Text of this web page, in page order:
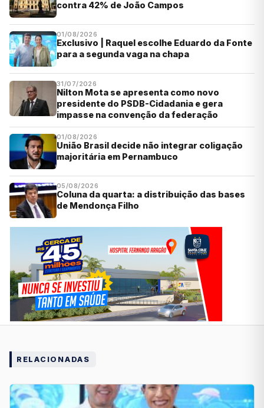
contra 42% de João Campos
01/08/2026
Exclusivo | Raquel escolhe Eduardo da Fonte
para a segunda vaga na chapa
31/07/2026
Nilton Mota se apresenta como novo
presidente do PSDB-Cidadania e gera
impasse na convenção da federação
01/08/2026
União Brasil decide não integrar coligação
majoritária em Pernambuco
05/08/2026
Coluna da quarta: a distribuição das bases
de Mendonça Filho
RELACIONADAS